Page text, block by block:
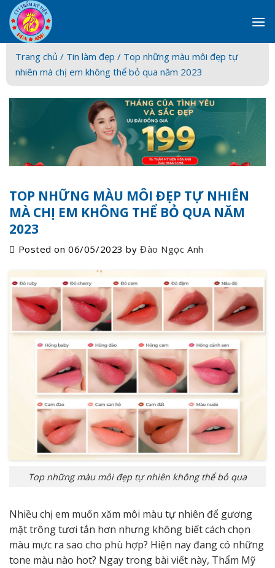
Skip
to
content
Trang chủ / Tin làm đẹp / Top những màu môi đẹp tự
nhiên mà chị em không thể bỏ qua năm 2023
TOP NHỮNG MÀU MÔI ĐẸP TỰ NHIÊN
MÀ CHỊ EM KHÔNG THỂ BỎ QUA NĂM
2023
Posted on06/05/2023 byĐào Ngọc Anh
Top những màu môi đẹp tự nhiên không thể bỏ qua
Nhiều chị em muốn xăm môi màu tự nhiên để gương
mặt trông tươi tắn hơn nhưng không biết cách chọn
màu mực ra sao cho phù hợp? Hiện nay đang có những
tone màu nào hot? Ngay trong bài viết này, Thẩm Mỹ